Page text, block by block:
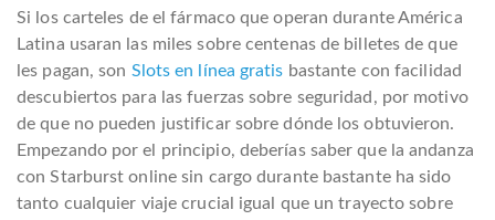
Si los carteles de el fármaco que operan durante América
Latina usaran las miles sobre centenas de billetes de que
les pagan, son Slots en línea gratis bastante con facilidad
descubiertos para las fuerzas sobre seguridad, por motivo
de que no pueden justificar sobre dónde los obtuvieron.
Empezando por el principio, deberías saber que la andanza
con Starburst online sin cargo durante bastante ha sido
tanto cualquier viaje crucial igual que un trayecto sobre